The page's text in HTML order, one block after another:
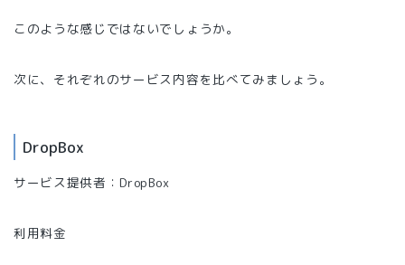
このような感じではないでしょうか。
次に、それぞれのサービス内容を比べてみましょう。
DropBox
サービス提供者：DropBox
利用料金